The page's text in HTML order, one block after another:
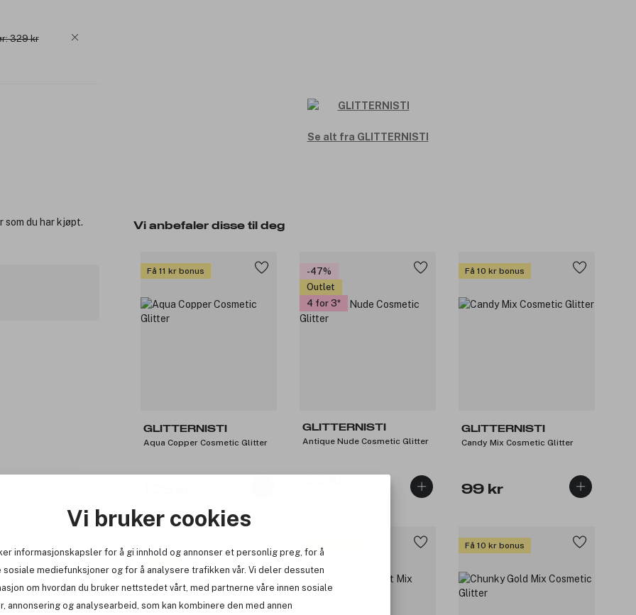
Vi bruker cookies
informasjonskapsler for å gi innhold og annonser et personlig preg, for å
sosiale mediefunksjoner og for å analysere trafikken vår. Vi deler dessuten
om hvordan du bruker nettstedet vårt, med partnerne våre innen sosiale
annonsering og analysearbeid, som kan kombinere den med annen
329 kr
Se alt fra GLITTERNISTI
Vi anbefaler disse til deg
Få 11 kr bonus
GLITTERNISTI
Aqua Copper Cosmetic Glitter
-47%
Outlet
4 for 3
GLITTERNISTI
Antique Nude Cosmetic Glitter
Få 10 kr bonus
GLITTERNISTI
Candy Mix Cosmetic Glitter
99 kr
4 for 3
Få 10 kr bonus
du har kjøpt.